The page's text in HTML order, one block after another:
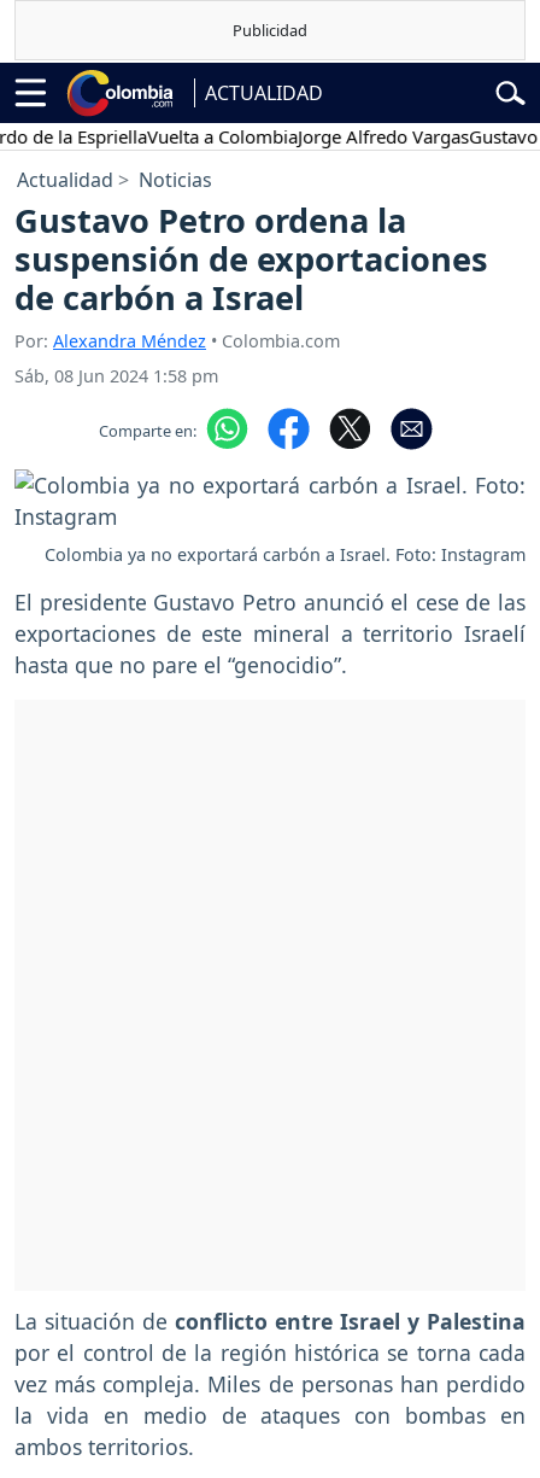
ACTUALIDAD
la EspriellaVuelta a ColombiaJorge Alfredo VargasGustavo Petro
Actualidad Noticias
Gustavo Petro ordena la
suspensión de exportaciones
de carbón a Israel
Por: Alexandra Méndez • Colombia.com
Sáb, 08 Jun 2024 1:58 pm
Comparte en:
Colombia ya no exportará carbón a Israel. Foto: Instagram
El presidente Gustavo Petro anunció el cese de las
exportaciones de este mineral a territorio Israelí
hasta que no pare el “genocidio”.
La situación de conflicto entre Israel y Palestina
por el control de la región histórica se torna cada
vez más compleja. Miles de personas han perdido
la vida en medio de ataques con bombas en
ambos territorios.